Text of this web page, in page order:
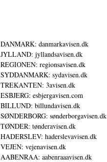
DANMARK: danmarkavisen.dk
JYLLAND: jyllandsavisen.dk
REGIONEN: regionsavisen.dk
SYDDANMARK: sydavisen.dk
TREKANTEN: 3avisen.dk
ESBJERG: esbjergavisen.com
BILLUND: billundavisen.dk
SØNDERBORG: sønderborgavisen.dk
TØNDER: tønderavisen.dk
HADERSLEV: haderslevavisen.dk
VEJEN: vejenavisen.dk
AABENRAA: aabenraaavisen.dk